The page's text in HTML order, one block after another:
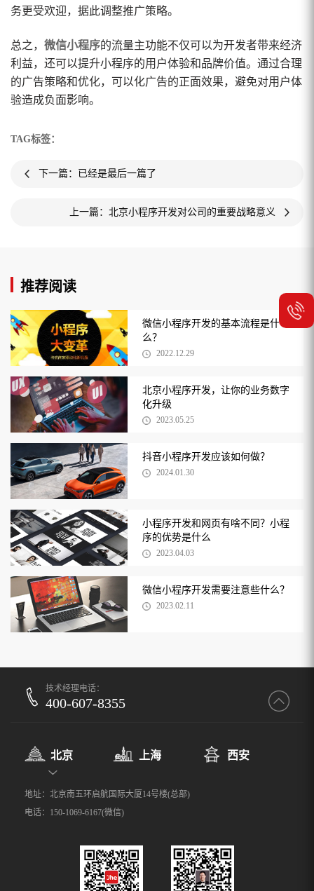
务更受欢迎，据此调整推广策略。
总之， 微信小程序的流量主功能不仅可以为开发者带来经济
利益，还可以提升小程序的用户体验和品牌价值。通过合理
的广告策略和优化，可以化广告的正面效果，避免对用户体
验造成负面影响。
TAG标签：
下一篇：已经是最后一篇了
上一篇：北京小程序开发对公司的重要战略意义
推荐阅读
微信小程序开发的基本流程是什
么？
2022.12.29
北京小程序开发，让你的业务数字
化升级
2023.05.25
抖音小程序开发应该如何做？
2024.01.30
小程序开发和网页有啥不同？小程
序的优势是什么
2023.04.03
微信小程序开发需要注意些什么？
2023.02.11
技术经理电话：
400-607-8355
北京 上海 西安
地址：北京南五环启航国际大厦14号楼(总部)
电话：150-1069-6167(微信)